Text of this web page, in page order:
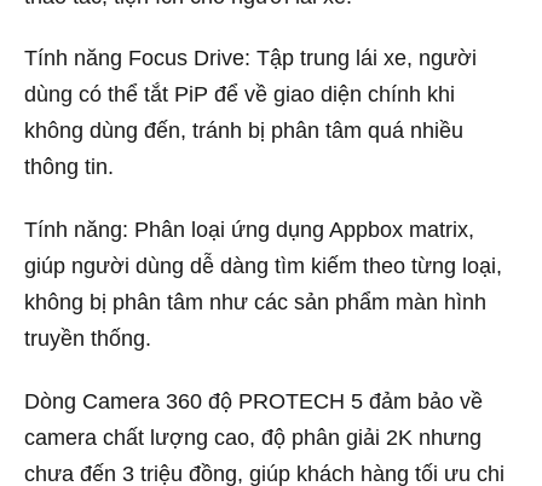
Tính năng Focus Drive: Tập trung lái xe, người
dùng có thể tắt PiP để về giao diện chính khi
không dùng đến, tránh bị phân tâm quá nhiều
thông tin.
Tính năng: Phân loại ứng dụng Appbox matrix,
giúp người dùng dễ dàng tìm kiếm theo từng loại,
không bị phân tâm như các sản phẩm màn hình
truyền thống.
Dòng Camera 360 độ PROTECH 5 đảm bảo về
camera chất lượng cao, độ phân giải 2K nhưng
chưa đến 3 triệu đồng, giúp khách hàng tối ưu chi